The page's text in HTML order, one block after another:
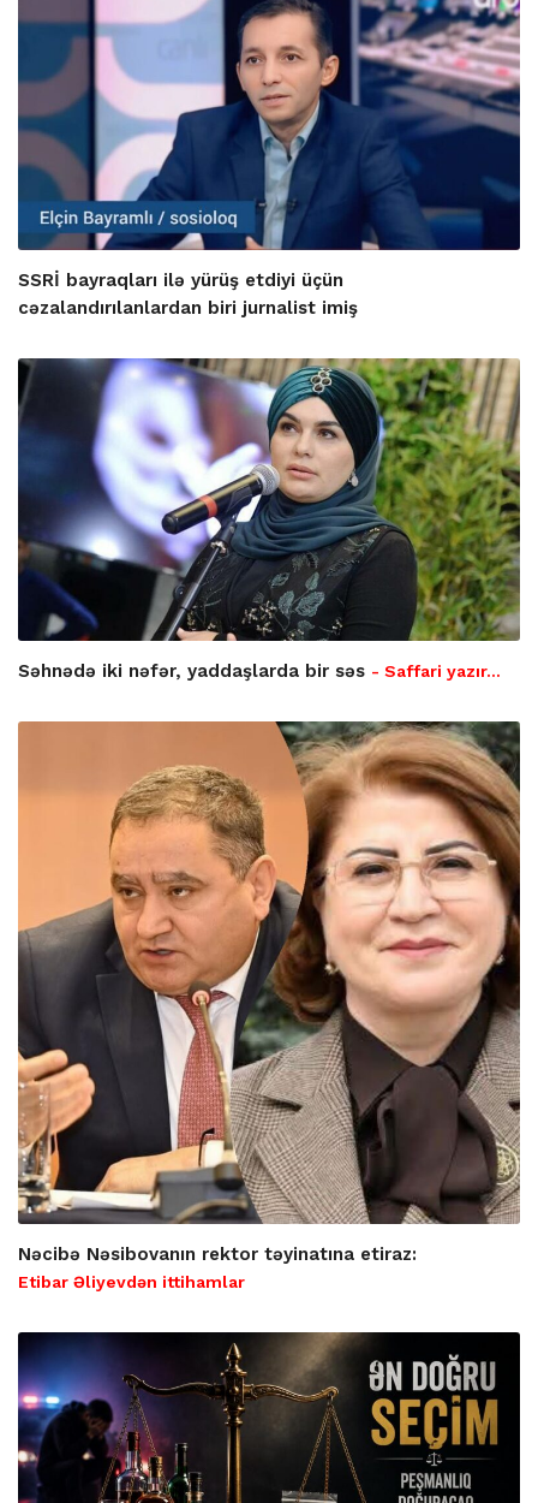
SSRİ bayraqları ilə yürüş etdiyi üçün
cəzalandırılanlardan biri jurnalist imiş
Səhnədə iki nəfər, yaddaşlarda bir səs - Saffari yazır…
Nəcibə Nəsibovanın rektor təyinatına etiraz:
Etibar Əliyevdən ittihamlar